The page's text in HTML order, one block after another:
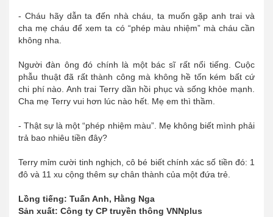
- Cháu hãy dẫn ta đến nhà cháu, ta muốn gặp anh trai và
cha mẹ cháu để xem ta có “phép màu nhiệm” mà cháu cần
không nha.
Người đàn ông đó chính là một bác sĩ rất nổi tiếng. Cuộc
phẫu thuật đã rất thành công mà không hề tốn kém bất cứ
chi phí nào. Anh trai Terry dần hồi phục và sống khỏe mạnh.
Cha mẹ Terry vui hơn lúc nào hết. Mẹ em thì thầm.
- Thật sự là một “phép nhiệm màu”. Mẹ không biết mình phải
trả bao nhiêu tiền đây?
Terry mỉm cười tinh nghịch, cô bé biết chính xác số tiền đó: 1
đô và 11 xu cộng thêm sự chân thành của một đứa trẻ.
Lồng tiếng: Tuấn Anh, Hằng Nga
Sản xuất: Công ty CP truyền thông VNNplus